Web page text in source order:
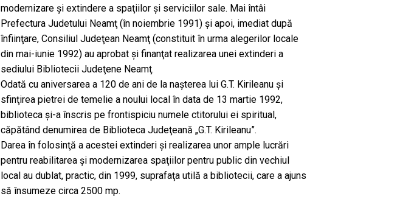
modernizare şi extindere a spaţiilor şi serviciilor sale. Mai întâi
Prefectura Judetului Neamţ (în noiembrie 1991) şi apoi, imediat după
înfiinţare, Consiliul Judeţean Neamţ (constituit în urma alegerilor locale
din mai-iunie 1992) au aprobat şi finanţat realizarea unei extinderi a
sediului Bibliotecii Judeţene Neamţ.
Odată cu aniversarea a 120 de ani de la naşterea lui G.T. Kirileanu şi
sfinţirea pietrei de temelie a noului local în data de 13 martie 1992,
biblioteca şi-a înscris pe frontispiciu numele ctitorului ei spiritual,
căpătând denumirea de Biblioteca Judeţeană „G.T. Kirileanu”.
Darea în folosinţă a acestei extinderi şi realizarea unor ample lucrări
pentru reabilitarea şi modernizarea spaţiilor pentru public din vechiul
local au dublat, practic, din 1999, suprafaţa utilă a bibliotecii, care a ajuns
să însumeze circa 2500 mp.